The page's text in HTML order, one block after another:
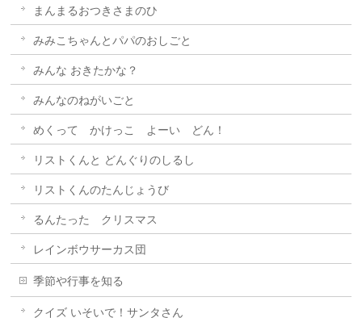
まんまるおつきさまのひ
みみこちゃんとパパのおしごと
みんな おきたかな？
みんなのねがいごと
めくって かけっこ よーい どん！
リストくんと どんぐりのしるし
リストくんのたんじょうび
るんたった クリスマス
レインボウサーカス団
季節や行事を知る
クイズ いそいで！サンタさん